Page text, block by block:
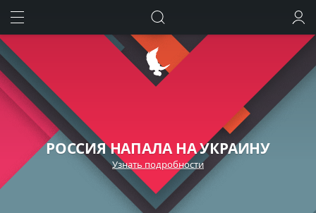
РОССИЯ НАПАЛА НА УКРАИНУ
Узнать подробности